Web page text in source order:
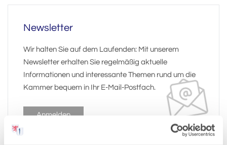
Newsletter
Wir halten Sie auf dem Laufenden: Mit unserem
Newsletter erhalten Sie regelmäßig aktuelle
Informationen und interessante Themen rund um die
Kammer bequem in Ihr E-Mail-Postfach.
Anmelden